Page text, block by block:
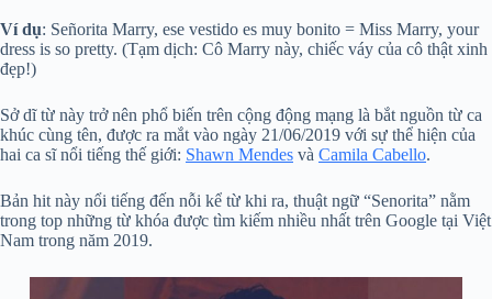
Ví dụ: Señorita Marry, ese vestido es muy bonito = Miss Marry, your
dress is so pretty. (Tạm dịch: Cô Marry này, chiếc váy của cô thật xinh
đẹp!)
Sở dĩ từ này trở nên phổ biến trên cộng động mạng là bắt nguồn từ ca
khúc cùng tên, được ra mắt vào ngày 21/06/2019 với sự thể hiện của
hai ca sĩ nổi tiếng thế giới: Shawn Mendes và Camila Cabello.
Bản hit này nổi tiếng đến nỗi kể từ khi ra, thuật ngữ “Senorita” nằm
trong top những từ khóa được tìm kiếm nhiều nhất trên Google tại Việt
Nam trong năm 2019.